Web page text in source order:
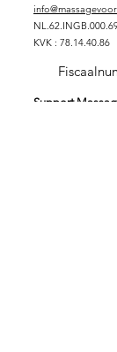
KVK : 78.14.40.86
Support